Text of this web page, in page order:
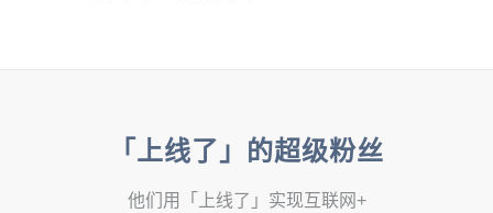
「上线了」的超级粉丝
他们用「上线了」实现互联网+